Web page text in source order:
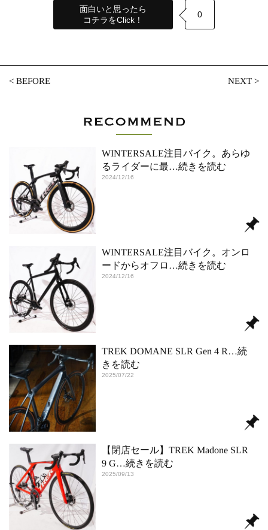
面白いと思ったら
コチラをClick！
0
<BEFORE NEXT>
WINTERSALE注目バイク。あらゆ
るライダーに最…続きを読む
2024/12/16
WINTERSALE注目バイク。オンロ
ードからオフロ …続きを読む
2024/12/16
TREK DOMANE SLR Gen 4 R …続
きを読む
2025/07/22
【閉店セール】TREK Madone SLR
9 G…続きを読む
2025/09/13